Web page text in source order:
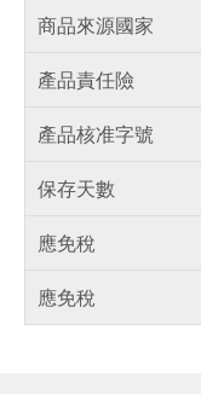
商品來源國家
產品責任險
產品核准字號
保存天數
應免稅
應免稅